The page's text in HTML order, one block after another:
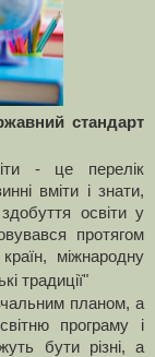
стандарт
- це перелік
вміти і знати,
освіти у
протягом
міжнародну
традиції"
планом, а
програму і
бути різні, а